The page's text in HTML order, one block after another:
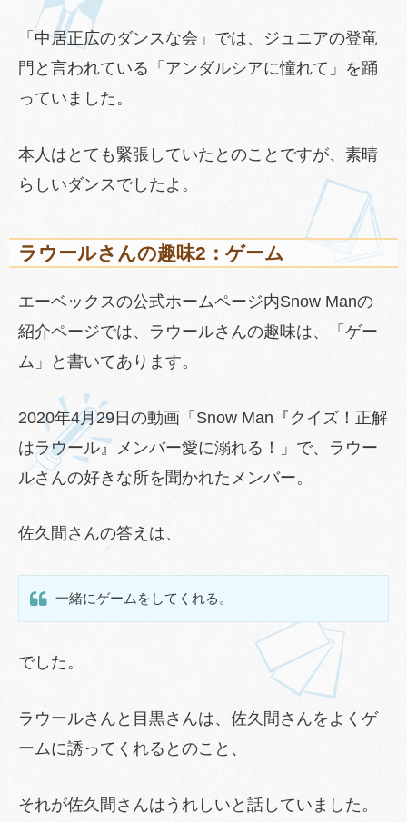
「中居正広のダンスな会」では、ジュニアの登竜
門と言われている「アンダルシアに憧れて」を踊
っていました。
本人はとても緊張していたとのことですが、素晴
らしいダンスでしたよ。
ラウールさんの趣味2：ゲーム
エーベックスの公式ホームページ内Snow Manの
紹介ページでは、ラウールさんの趣味は、「ゲー
ム」と書いてあります。
2020年4月29日の動画「Snow Man『クイズ！正解
はラウール』メンバー愛に溺れる！」で、ラウー
ルさんの好きな所を聞かれたメンバー。
佐久間さんの答えは、
一緒にゲームをしてくれる。
でした。
ラウールさんと目黒さんは、佐久間さんをよくゲ
ームに誘ってくれるとのこと、
それが佐久間さんはうれしいと話していました。